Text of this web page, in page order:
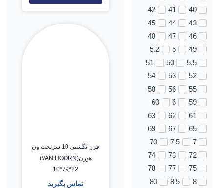
40
41
42
43
44
45
46
47
48
49
5
5.2
5.5
50
51
52
53
54
55
56
58
59
6
60
61
62
63
65
67
69
7
7.5
70
72
73
74
75
77
78
8
8.5
80
فرز انگشتی 10 سرتخت ون
هورن(VAN HOORN)
10*79*22
تماس بگیرید